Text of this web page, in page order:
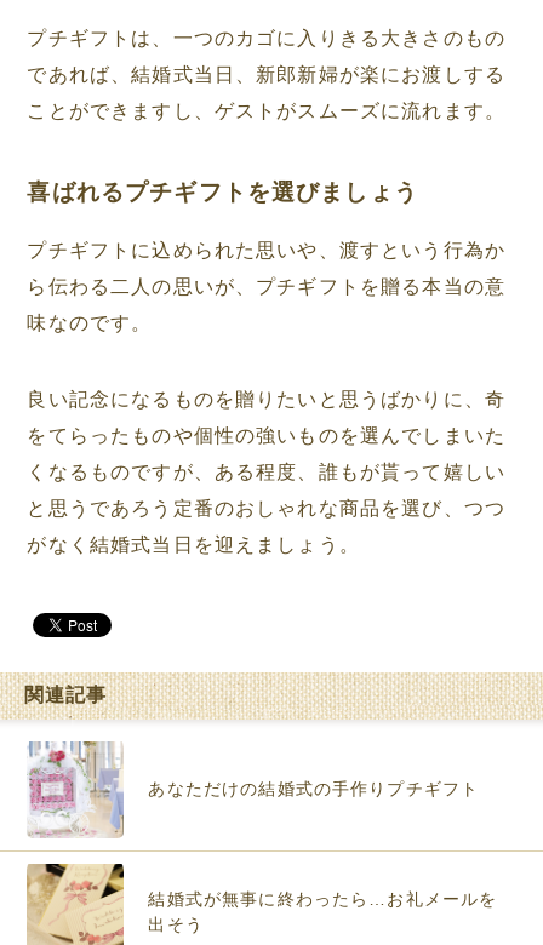
プチギフトは、一つのカゴに入りきる大きさのもの
であれば、結婚式当日、新郎新婦が楽にお渡しする
ことができますし、ゲストがスムーズに流れます。
喜ばれるプチギフトを選びましょう
プチギフトに込められた思いや、渡すという行為か
ら伝わる二人の思いが、プチギフトを贈る本当の意
味なのです。
良い記念になるものを贈りたいと思うばかりに、奇
をてらったものや個性の強いものを選んでしまいた
くなるものですが、ある程度、誰もが貰って嬉しい
と思うであろう定番のおしゃれな商品を選び、つつ
がなく結婚式当日を迎えましょう。
関連記事
あなただけの結婚式の手作りプチギフト
結婚式が無事に終わったら…お礼メールを
出そう